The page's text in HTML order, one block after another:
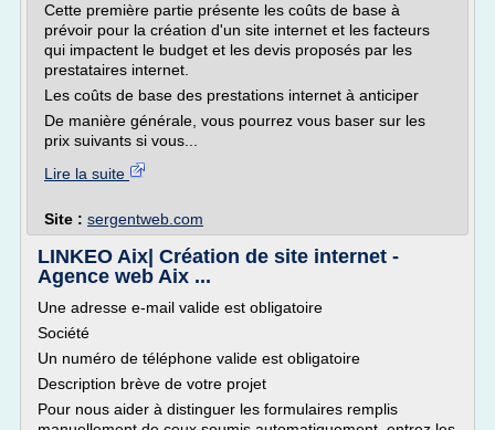
Cette première partie présente les coûts de base à
prévoir pour la création d'un site internet et les facteurs
qui impactent le budget et les devis proposés par les
prestataires internet.
Les coûts de base des prestations internet à anticiper
De manière générale, vous pourrez vous baser sur les
prix suivants si vous...
Lire la suite
Site : sergentweb.com
LINKEO Aix| Création de site internet -
Agence web Aix ...
Une adresse e-mail valide est obligatoire
Société
Un numéro de téléphone valide est obligatoire
Description brève de votre projet
Pour nous aider à distinguer les formulaires remplis